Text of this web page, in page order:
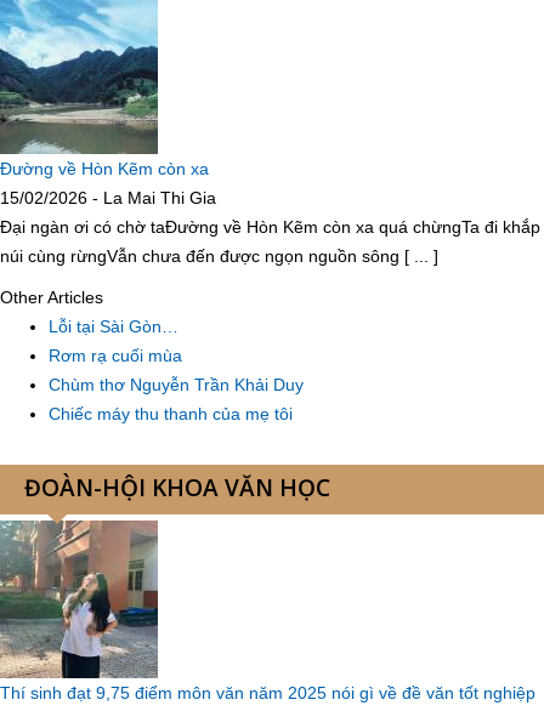
Đường về Hòn Kẽm còn xa
15/02/2026 - La Mai Thi Gia
Đại ngàn ơi có chờ taĐường về Hòn Kẽm còn xa quá chừngTa đi khắp
núi cùng rừngVẫn chưa đến được ngọn nguồn sông [ ... ]
Other Articles
Lỗi tại Sài Gòn…
Rơm rạ cuối mùa
Chùm thơ Nguyễn Trần Khải Duy
Chiếc máy thu thanh của mẹ tôi
ĐOÀN-HỘI KHOA VĂN HỌC
Thí sinh đạt 9,75 điểm môn văn năm 2025 nói gì về đề văn tốt nghiệp